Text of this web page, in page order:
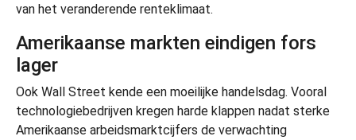
van het veranderende renteklimaat.
Amerikaanse markten eindigen fors
lager
Ook Wall Street kende een moeilijke handelsdag. Vooral
technologiebedrijven kregen harde klappen nadat sterke
Amerikaanse arbeidsmarktcijfers de verwachting